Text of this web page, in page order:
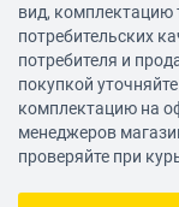
вид, комплектацию
потребительских
потребителя и
покупкой
комплектацию на
менеджеров
проверяйте при